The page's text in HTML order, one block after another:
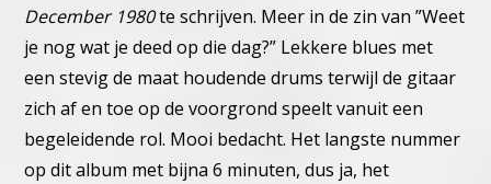
December 1980te schrijven. Meer in de zin van ”Weet
je nog wat je deed op die dag?” Lekkere blues met
een stevig de maat houdende drums terwijl de gitaar
zich af en toe op de voorgrond speelt vanuit een
begeleidende rol. Mooi bedacht. Het langste nummer
op dit album met bijna6 minuten, dus ja, het